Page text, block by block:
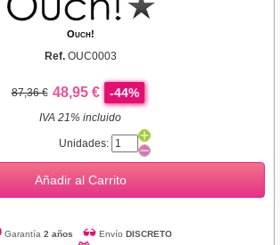
Ouch!
Ref. OUC0003
87,36 € 48,95 € -44%
IVA 21% incluido
Unidades:
Añadir al Carrito
Garantía 2 años Envío DISCRETO